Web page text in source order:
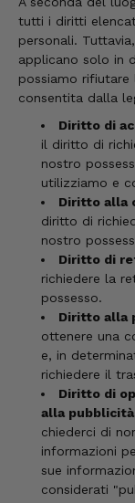
tutti i diritti
personali.
applicano solo in
possiamo rifiutare
consentita dalla
Diritto di
il diritto di
nostro
utilizziamo e
Diritto alla
diritto di
nostro
Diritto di
richiedere la
possesso.
Diritto alla
ottenere una
e, in
richiedere il
Diritto di
alla
chiederci di
informazioni
sue
considerati